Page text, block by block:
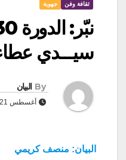
ثقافة وفن جهوية
سيـــدي
By البيان
أغسطس 21, 2023
البيان: منصف كريمي